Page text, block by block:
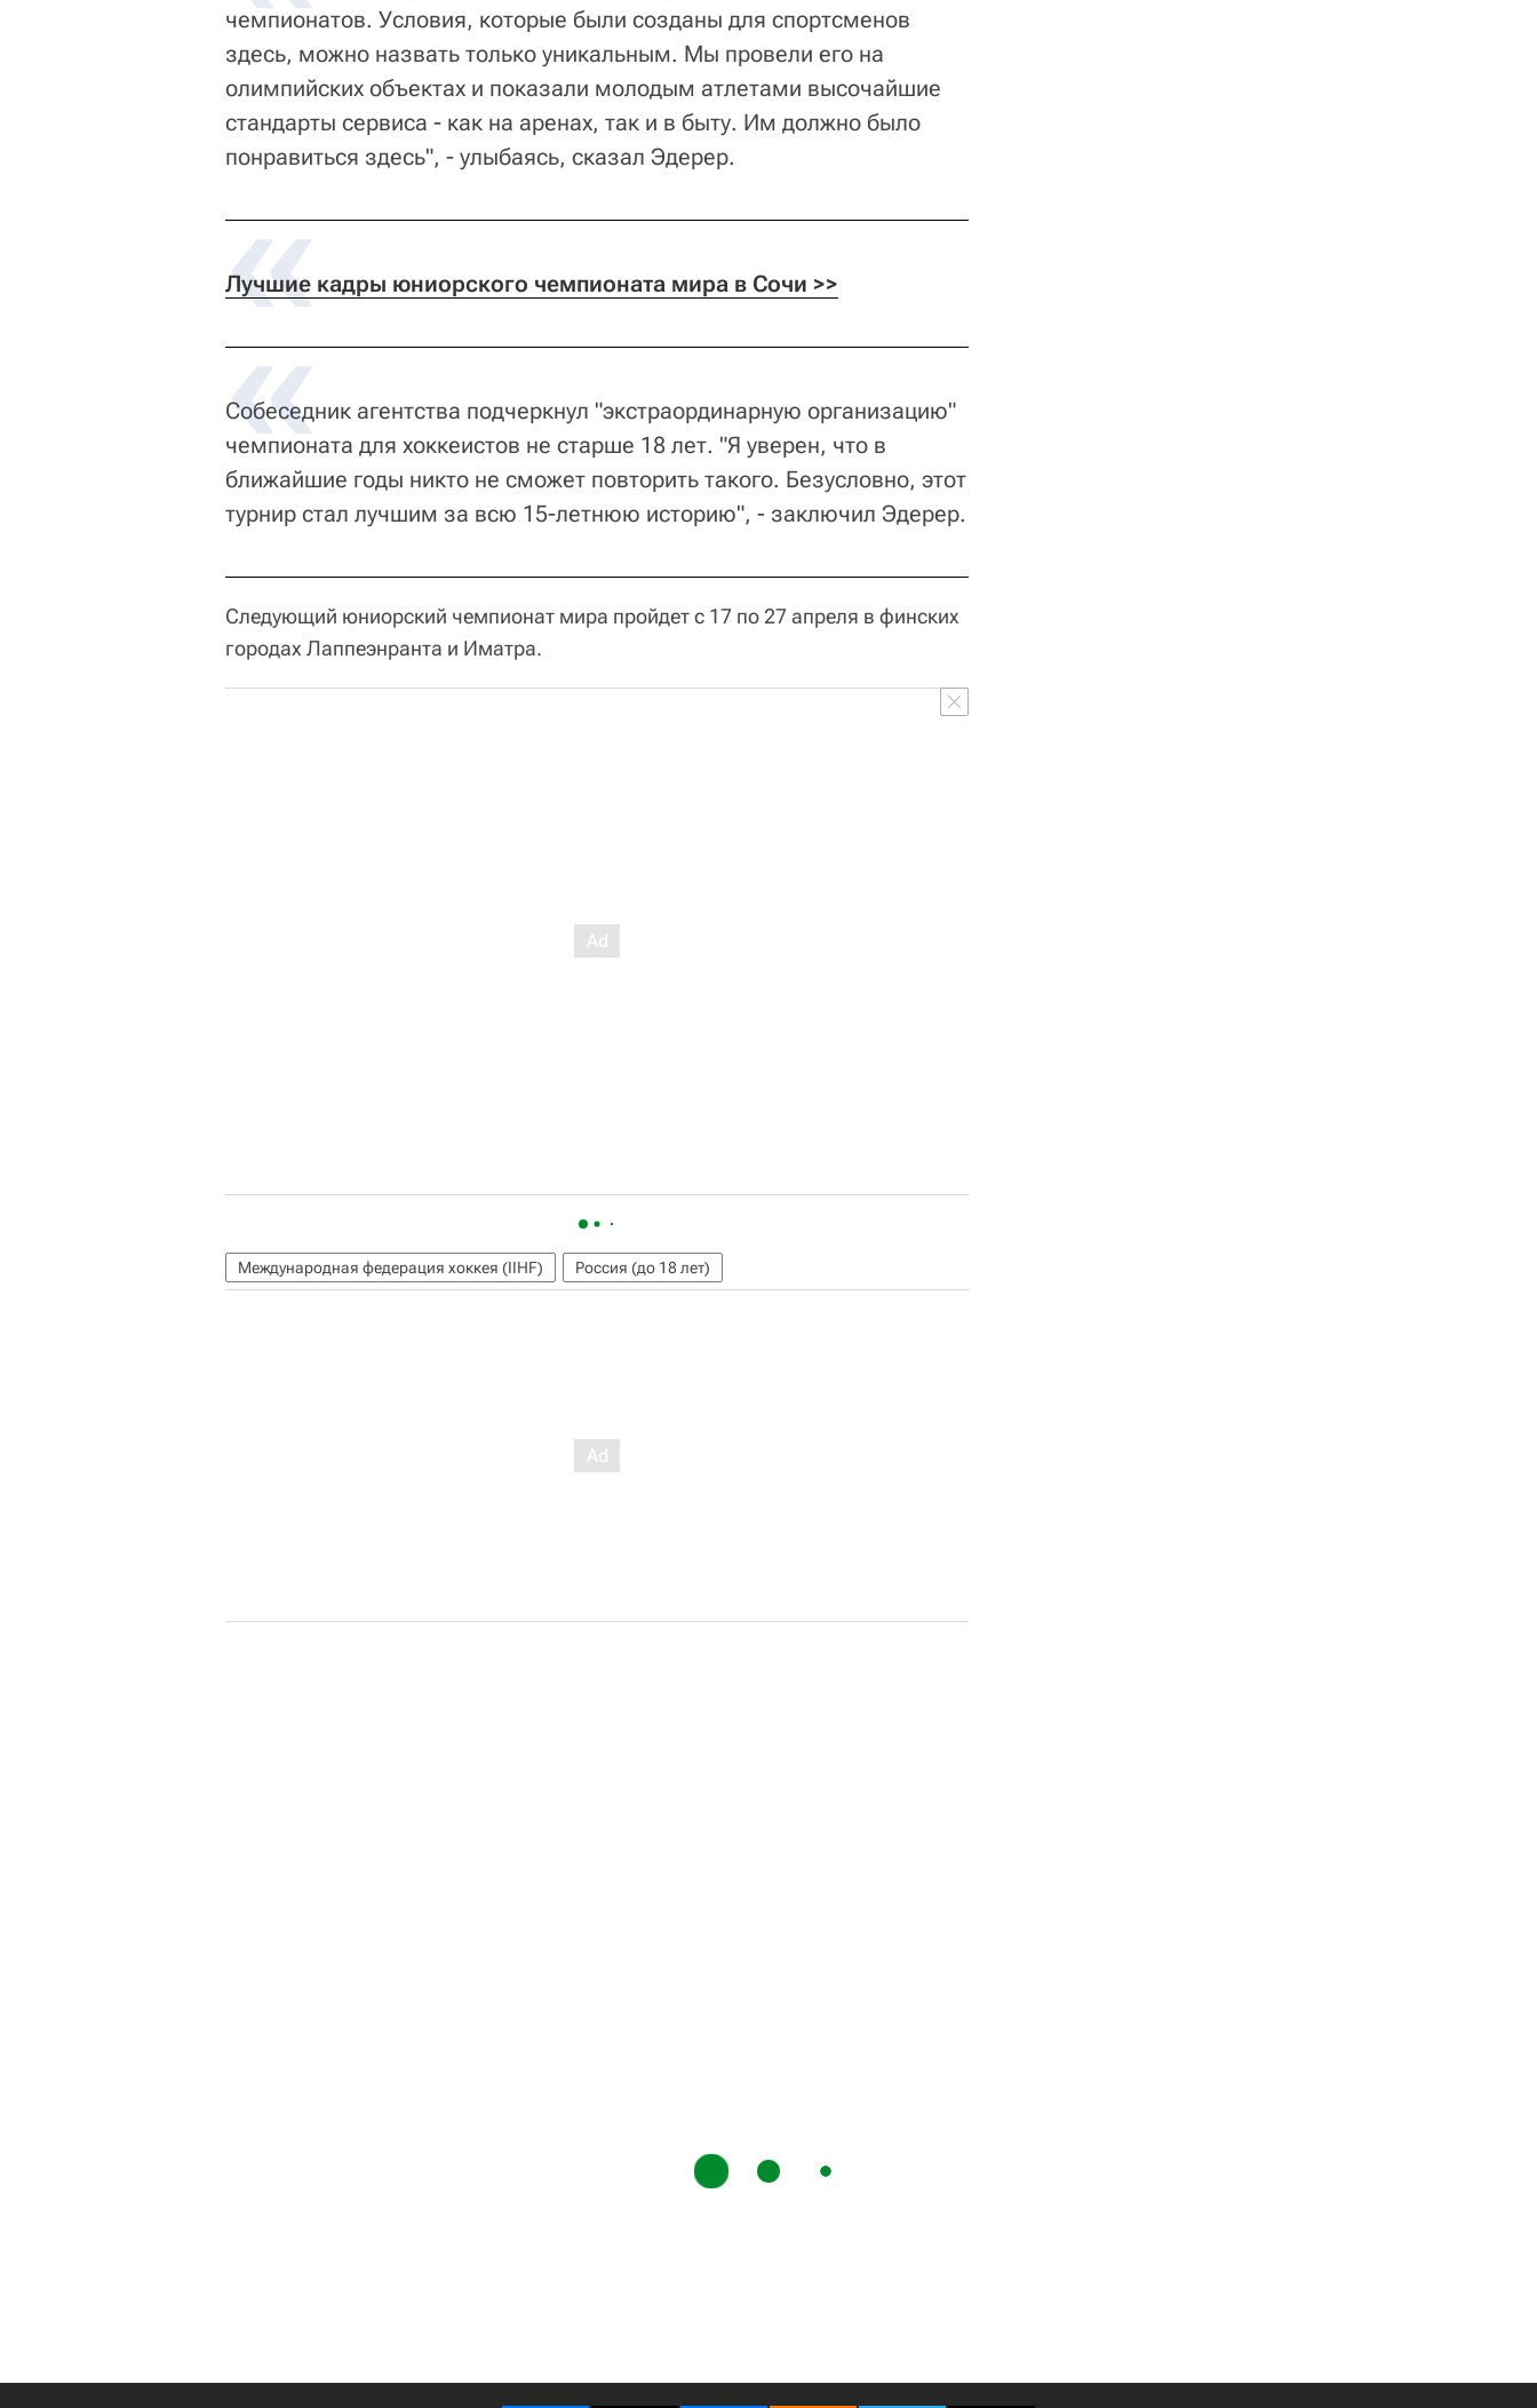
чемпионатов. Условия, которые были созданы для спортсменов
здесь, можно назвать только уникальным. Мы провели его на
олимпийских объектах и показали молодым атлетами высочайшие
стандарты сервиса - как на аренах, так и в быту. Им должно было
понравиться здесь", - улыбаясь, сказал Эдерер.
Лучшие кадры юниорского чемпионата мира в Сочи >>
Собеседник агентства подчеркнул "экстраординарную организацию"
чемпионата для хоккеистов не старше 18 лет. "Я уверен, что в
ближайшие годы никто не сможет повторить такого. Безусловно, этот
турнир стал лучшим за всю 15-летнюю историю", - заключил Эдерер.
Следующий юниорский чемпионат мира пройдет с 17 по 27 апреля в финских
городах Лаппеэнранта и Иматра.
Международная федерация хоккея (IIHF) Россия (до 18 лет)